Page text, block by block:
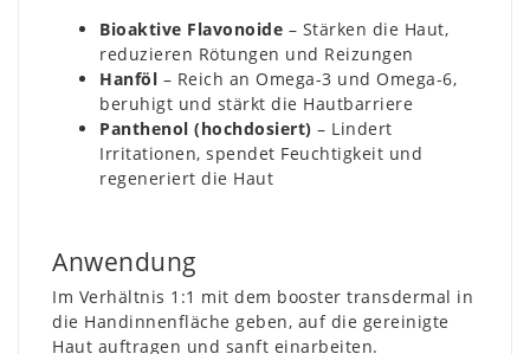
Bioaktive Flavonoide – Stärken die Haut,
reduzieren Rötungen und Reizungen
Hanföl – Reich an Omega-3 und Omega-6,
beruhigt und stärkt die Hautbarriere
Panthenol (hochdosiert) – Lindert
Irritationen, spendet Feuchtigkeit und
regeneriert die Haut
Anwendung
Im Verhältnis 1:1 mit dem booster transdermal in
die Handinnenfläche geben, auf die gereinigte
Haut auftragen und sanft einarbeiten.